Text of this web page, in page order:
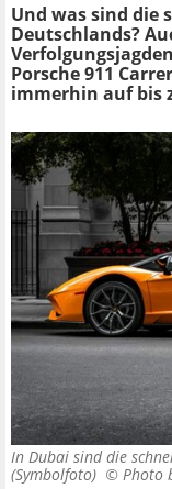
Und was sind die
Deutschlands?
Porsche 911
immerhin auf bis
In Dubai sind die
(Symbolfoto) © Photo